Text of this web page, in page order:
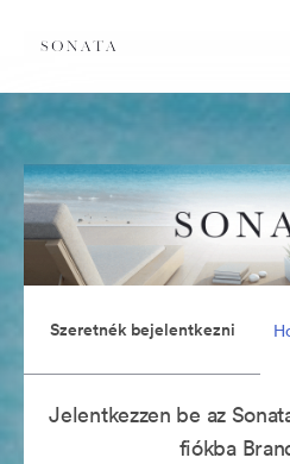
Szeretnék bejelentkezni
Jelentkezzen be az
fiókba